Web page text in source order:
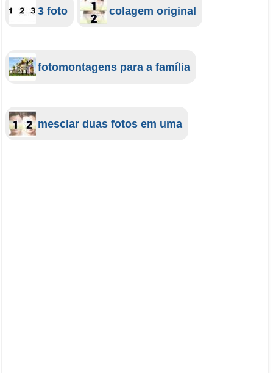
3 foto colagem original
fotomontagens para a família
mesclar duas fotos em uma